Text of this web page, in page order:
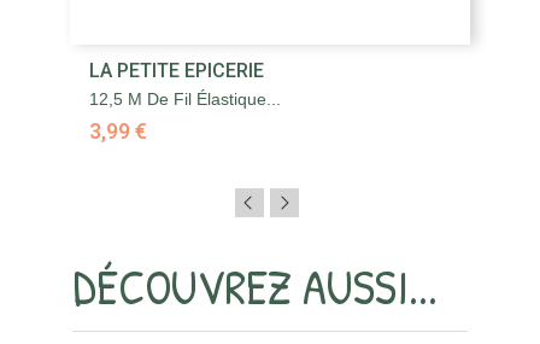
LA PETITE EPICERIE
12,5 M De Fil Élastique...
3,99 €
DÉCOUVREZ AUSSI...